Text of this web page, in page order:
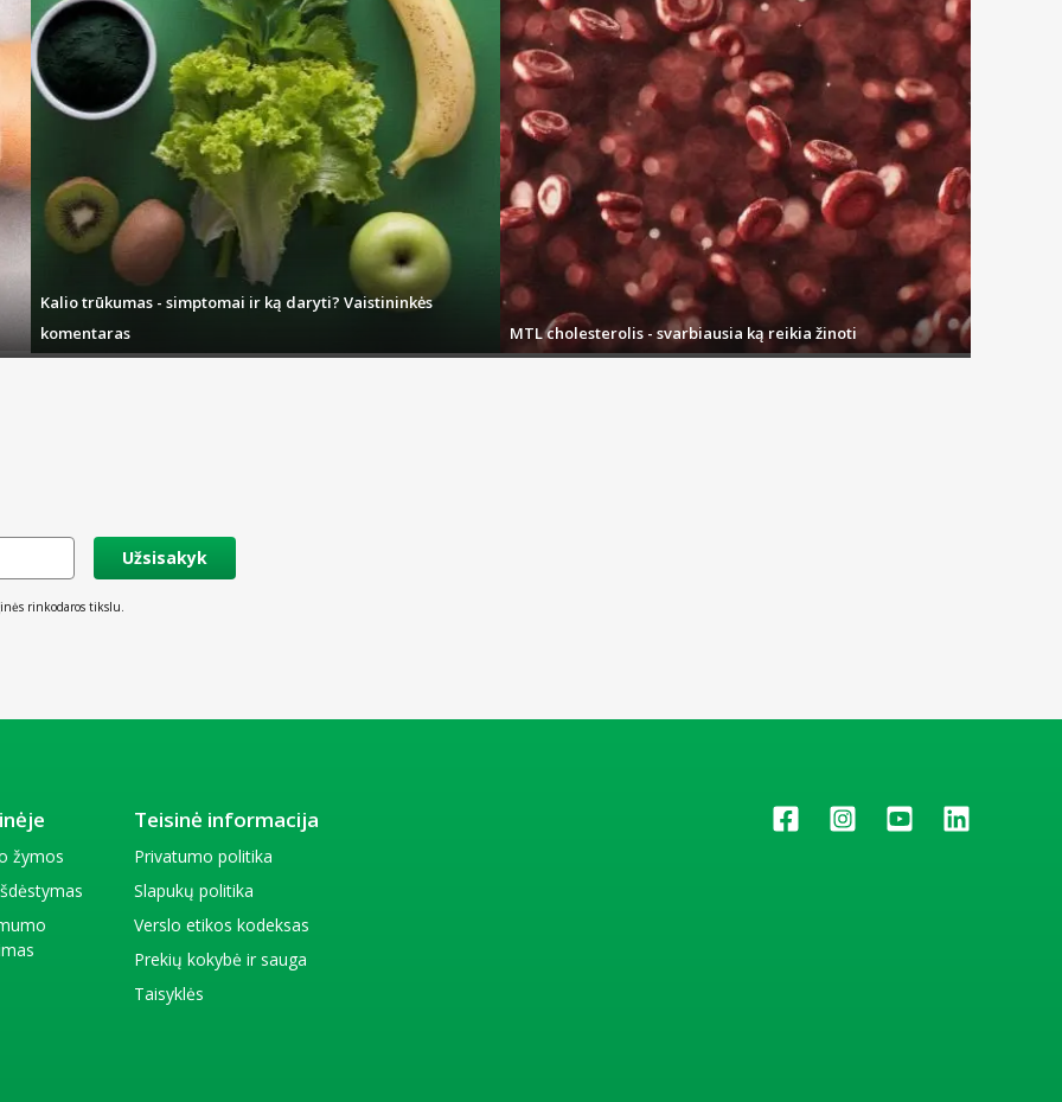
yra susiję su jūsų vaiko mityba, kramtymu ar turi kontaktą su burna, stebėkite, kad jie būtų paženklinti (BPA-Free) simboliu. Bisfenolis A (BPA)
lieka jo likučių. Laimei, kad kūdikių prekės internetinėje vaistinėje būna be šios dalelės pėdsako.
žaislams ir prekėms, kurios pasižymi tvirtumu, tačiau yra saugios, neturi aštrių ar pavojingų kampų, dalių.
rinkitės pagal savo šeimos ar specialistų gydytojų pateiktas rekomendacijas. Mūsų internetinės vaistinės asortimentas užtikrina, kad kone
Kalio trūkumas - simptomai ir ką daryti? Vaistininkės
komentaras
MTL cholesterolis - svarbiausia ką reikia žinoti
Užsisakyk
rinkodaros tikslu.
žymos
Teisinė informacija
Privatumo politika
Slapukų politika
Verslo etikos kodeksas
Prekių kokybė ir sauga
Taisyklės